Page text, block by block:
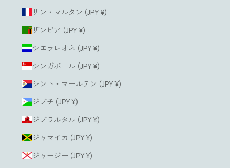
サン・マルタン (JPY ¥)
ザンビア (JPY ¥)
シエラレオネ (JPY ¥)
シンガポール (JPY ¥)
シント・マールテン (JPY ¥)
ジブチ (JPY ¥)
ジブラルタル (JPY ¥)
ジャマイカ (JPY ¥)
ジャージー (JPY ¥)